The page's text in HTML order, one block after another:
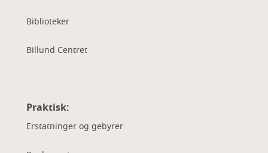
Biblioteker
Billund Centret
Praktisk:
Erstatninger og gebyrer